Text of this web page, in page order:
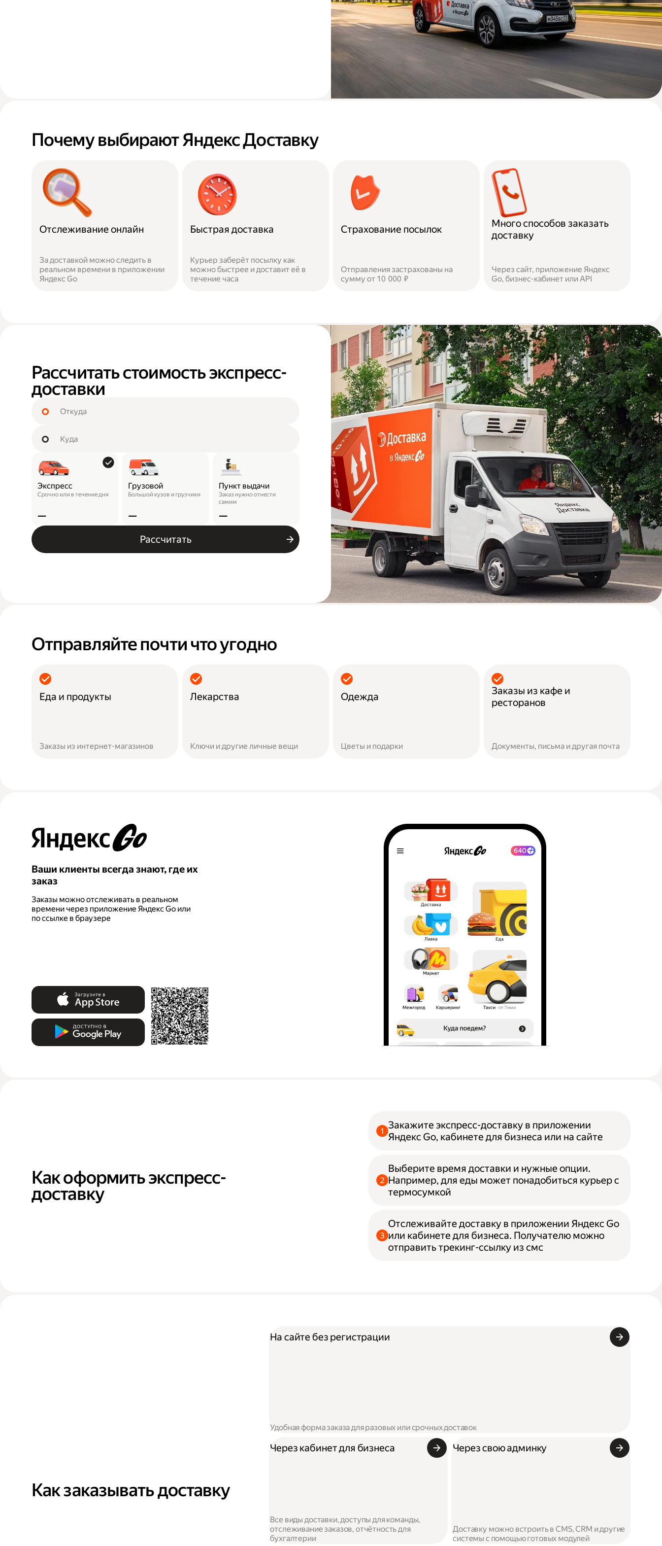
Почему выбирают Яндекс Доставку
Отслеживание онлайн
За доставкой можно следить в
реальном времени в приложении
Яндекс Go
Быстрая доставка
Курьер заберёт посылку как
можно быстрее и доставит её в
течение часа
Страхование посылок
Отправления застрахованы на
сумму от 10 000 ₽
Много способов заказать
доставку
Через сайт, приложение Яндекс
Go, бизнес-кабинет или API
Рассчитать стоимость экспресс-
доставки
Экспресс
Срочно или в течение дня
—
Грузовой
Большой кузов и грузчики
—
Пункт выдачи
Заказ нужно отнести
самим
—
Рассчитать
Отправляйте почти что угодно
Еда и продукты
Заказы из интернет-магазинов
Лекарства
Ключи и другие личные вещи
Одежда
Цветы и подарки
Заказы из кафе и
ресторанов
Документы, письма и другая почта
Ваши клиенты всегда знают, где их
заказ
Заказы можно отслеживать в реальном
времени через приложение Яндекс Go или
по ссылке в браузере
Как оформить экспресс-
доставку
Закажите экспресс-доставку в приложении
Яндекс Go, кабинете для бизнеса или на сайте
Выберите время доставки и нужные опции.
Например, для еды может понадобиться курьер с
термосумкой
Отслеживайте доставку в приложении Яндекс Go
или кабинете для бизнеса. Получателю можно
отправить трекинг-ссылку из смс
Как заказывать доставку
На сайте без регистрации
Удобная форма заказа для разовых или срочных доставок
Через кабинет для бизнеса
Все виды доставки, доступы для команды,
отслеживание заказов, отчётность для
бухгалтерии
Через свою админку
Доставку можно встроить в CMS, CRM и другие
системы с помощью готовых модулей